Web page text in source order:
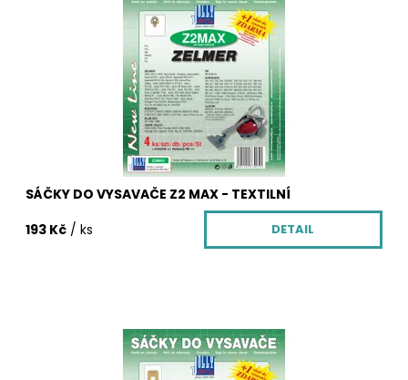
Sáčky do vysavače z netkané textilie Z2 MAX. Balení
obsahuje 4 ks textilních sáčků Z2 MAX, vůni do vysavače
zdarma, která krásně provoní Váš byt, mikrofiltr a
motorový filtr pro Váš vysavač.
Skladem
3435/CLA
SÁČKY DO VYSAVAČE Z2 MAX - TEXTILNÍ
193 Kč / ks DETAIL
Sáčky do vysavače z netkané textilie 1SBAG MAX. Balení
obsahuje 4 ks textilních sáčků 1SBAG MAX, vůni do